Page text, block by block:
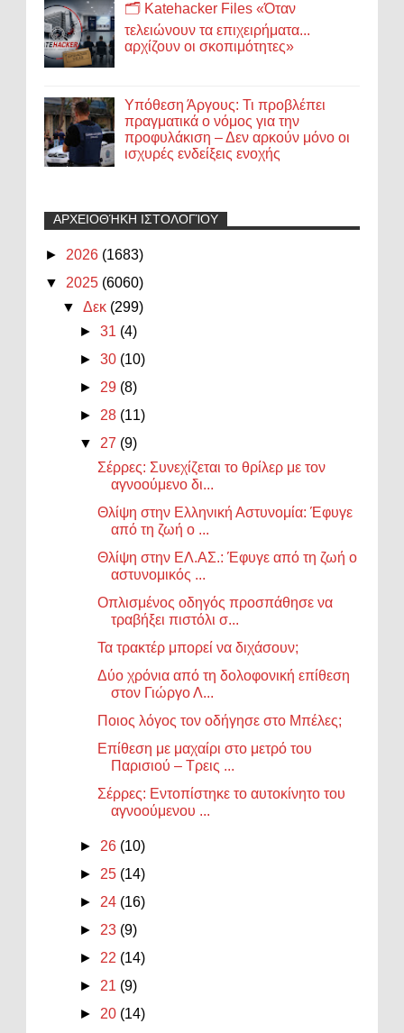
🗂️ Katehacker Files «Όταν
τελειώνουν τα επιχειρήματα...
αρχίζουν οι σκοπιμότητες»
Υπόθεση Άργους: Τι προβλέπει
πραγματικά ο νόμος για την
προφυλάκιση – Δεν αρκούν μόνο οι
ισχυρές ενδείξεις ενοχής
ΑΡΧΕΙΟΘΉΚΗ ΙΣΤΟΛΟΓΊΟΥ
► 2026 (1683)
▼ 2025 (6060)
▼Δεκ (299)
►31 (4)
►30 (10)
► 29 (8)
► 28 (11)
▼ 27 (9)
Σέρρες: Συνεχίζεται το θρίλερ με τον
αγνοούμενο δι...
Θλίψη στην Ελληνική Αστυνομία: Έφυγε
από τη ζωή ο ...
Θλίψη στην ΕΛ.ΑΣ.: Έφυγε από τη ζωή ο
αστυνομικός ...
Οπλισμένος οδηγός προσπάθησε να
τραβήξει πιστόλι σ...
Τα τρακτέρ μπορεί να διχάσουν;
Δύο χρόνια από τη δολοφονική επίθεση
στον Γιώργο Λ...
Ποιος λόγος τον οδήγησε στο Μπέλες;
Επίθεση με μαχαίρι στο μετρό του
Παρισιού – Τρεις ...
Σέρρες: Εντοπίστηκε το αυτοκίνητο του
αγνοούμενου ...
► 26 (10)
► 25 (14)
► 24 (16)
► 23 (9)
► 22 (14)
► 21 (9)
► 20 (14)